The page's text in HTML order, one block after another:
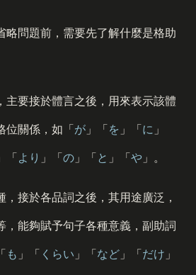
略問題前，需要先了解什麼是格助
主要接於體言之後，用來表示該體
位關係，如「 が 」「 を 」「 に 」
」「 より 」「 の 」「 と 」「 や 」。
接於各品詞之後，其用途廣泛，
，能夠賦予句子各種意義，副助詞
も 」「 くらい 」「 など 」「 だけ 」